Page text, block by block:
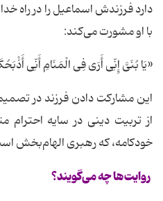
دارد فرزندش اسماعیل را در راه
با او مشورت می‌کند:
«یَا بُنَیَّ إِنِّی أَرَی فِی الْمَنَامِ أَنِّی
این مشارکت دادن فرزند در
از تربیت دینی در سایه احترام
خودکامه، که رهبری الهام‌بخش
روایت‌ها چه می‌گویند؟